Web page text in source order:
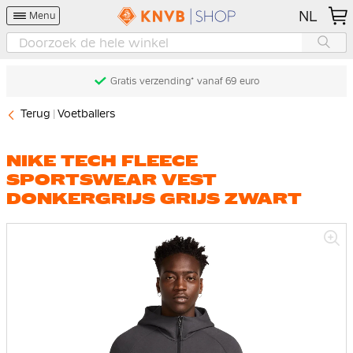
Menu NL
Gratis verzending* vanaf 69 euro
Terug Voetballers
NIKE TECH FLEECE
SPORTSWEAR VEST
DONKERGRIJS GRIJS ZWART